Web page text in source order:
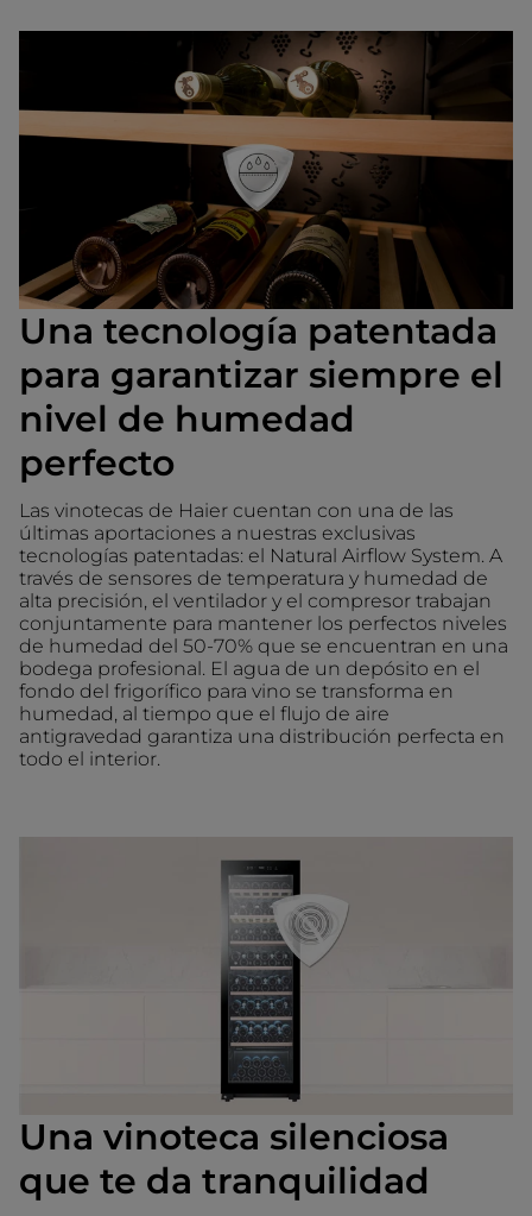
Una tecnología patentada
para garantizar siempre el
nivel de humedad
perfecto
Las vinotecas de Haier cuentan con una de las
últimas aportaciones a nuestras exclusivas
tecnologías patentadas: el Natural Airflow System. A
través de sensores de temperatura y humedad de
alta precisión, el ventilador y el compresor trabajan
conjuntamente para mantener los perfectos niveles
de humedad del 50-70% que se encuentran en una
bodega profesional. El agua de un depósito en el
fondo del frigorífico para vino se transforma en
humedad, al tiempo que el flujo de aire
antigravedad garantiza una distribución perfecta en
todo el interior.
Una vinoteca silenciosa
que te da tranquilidad